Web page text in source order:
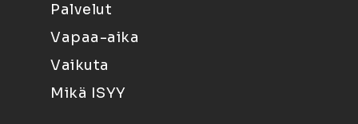
Palvelut
Vapaa-aika
Vaikuta
Mikä ISYY